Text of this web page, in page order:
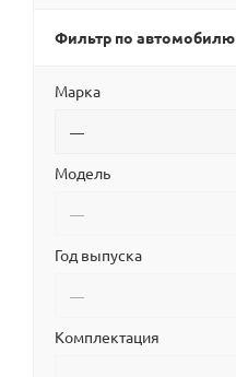
Фильтр по автомобилю
Марка
Модель
Год выпуска
Комплектация